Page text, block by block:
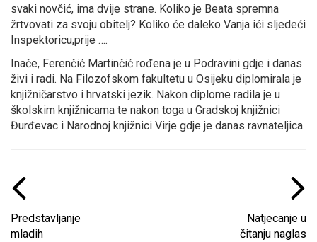
svaki novčić, ima dvije strane. Koliko je Beata spremna
žrtvovati za svoju obitelj? Koliko će daleko Vanja ići sljedeći
Inspektoricu,prije ….
Inače, Ferenčić Martinčić rođena je u Podravini gdje i danas
živi i radi. Na Filozofskom fakultetu u Osijeku diplomirala je
knjižničarstvo i hrvatski jezik. Nakon diplome radila je u
školskim knjižnicama te nakon toga u Gradskoj knjižnici
Đurđevac i Narodnoj knjižnici Virje gdje je danas ravnateljica.
Predstavljanje
mladih
Natjecanje u
čitanju naglas